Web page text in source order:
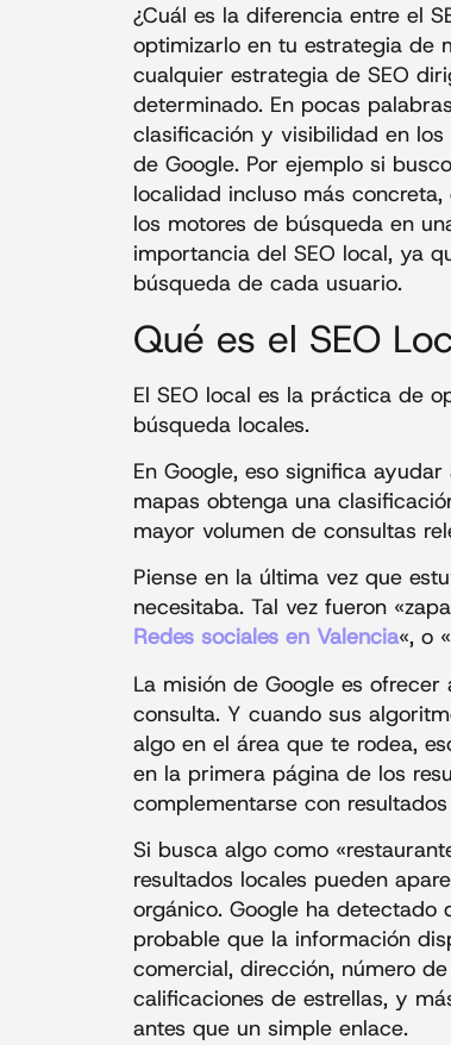
¿Cuál es la diferencia entre el
optimizarlo en tu estrategia de
cualquier estrategia de SEO
determinado. En pocas
clasificación y visibilidad en
de Google. Por ejemplo si
localidad incluso más
los motores de búsqueda en
importancia del SEO local, ya
búsqueda de cada usuario.
Qué es el SEO
El SEO local es la práctica de
búsqueda locales.
En Google, eso significa
mapas obtenga una
mayor volumen de consultas
Piense en la última vez que
necesitaba. Tal vez fueron
Redes sociales en Valencia«, o
La misión de Google es
consulta. Y cuando sus
algo en el área que te rodea,
en la primera página de los
complementarse con
Si busca algo como
resultados locales pueden
orgánico. Google ha detectado
probable que la información
comercial, dirección, número
calificaciones de estrellas, y
antes que un simple enlace.